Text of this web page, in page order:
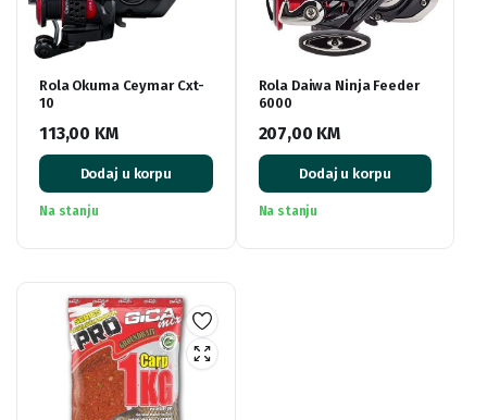
Rola Okuma Ceymar Cxt-
10
113,00 KM
Dodaj u korpu
Na stanju
Rola Daiwa Ninja Feeder
6000
207,00 KM
Dodaj u korpu
Na stanju